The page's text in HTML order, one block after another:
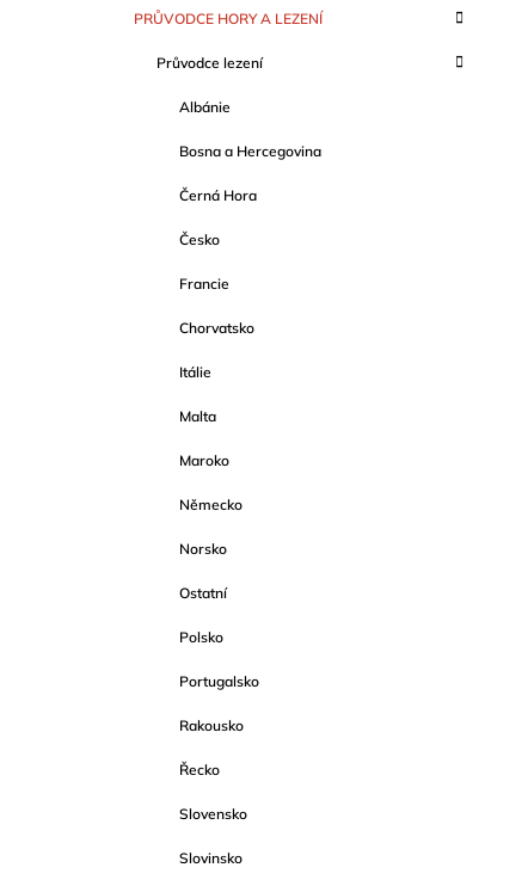
kategorie
APRŮVODCE HORY A LEZENÍ
Průvodce lezení
Albánie
Bosna a Hercegovina
Černá Hora
Česko
Francie
Chorvatsko
Itálie
Malta
Maroko
Německo
Norsko
Ostatní
Polsko
Portugalsko
Rakousko
Řecko
Slovensko
Slovinsko
999 Kč